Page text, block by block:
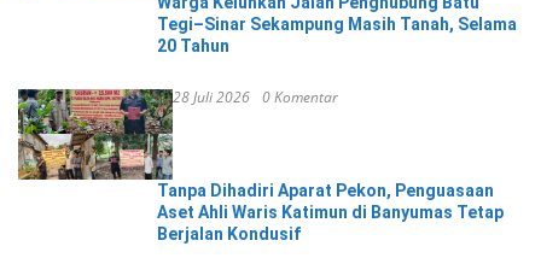
Tegi–Sinar Sekampung Masih Tanah, Selama
20 Tahun
28 Juli 2026 0 Komentar
Tanpa Dihadiri Aparat Pekon, Penguasaan
Aset Ahli Waris Katimun di Banyumas Tetap
Berjalan Kondusif